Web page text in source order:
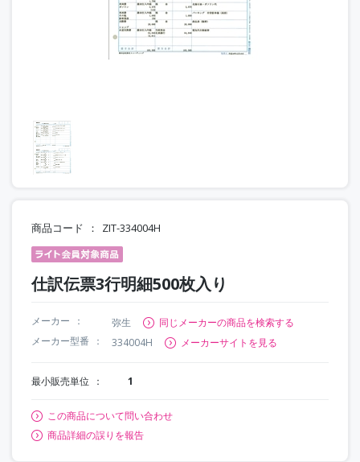
商品コード ZIT-334004H
仕訳伝票3行明細500枚入り
メーカー 弥生
同じメーカーの商品を検索する
メーカー型番
334004H メーカーサイトを見る
最小販売単位 1
この商品について問い合わせ
商品詳細の誤りを報告